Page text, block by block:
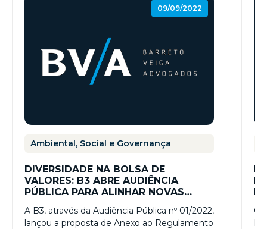
09/09/2022
Ambiental, Social e Governança
DIVERSIDADE NA BOLSA DE
VALORES: B3 ABRE AUDIÊNCIA
PÚBLICA PARA ALINHAR NOVAS
INCLUSÃO
A B3, através da Audiência Pública nº 01/2022,
lançou a proposta de Anexo ao Regulamento
O